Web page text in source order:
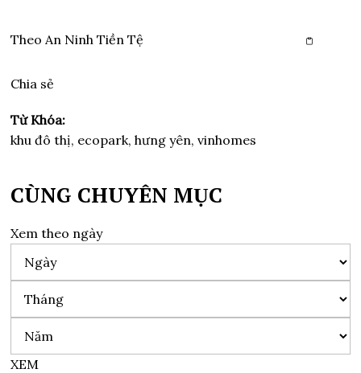
Theo An Ninh Tiền Tệ
Chia sẻ
Từ Khóa:
khu đô thị, ecopark, hưng yên, vinhomes
CÙNG CHUYÊN MỤC
Xem theo ngày
XEM